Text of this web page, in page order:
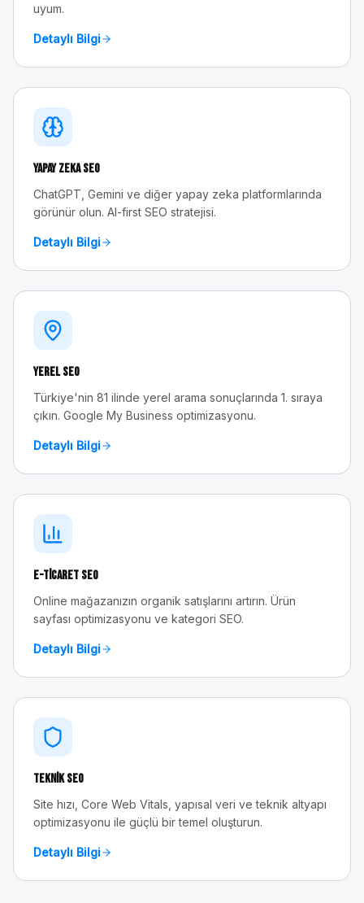
uyum.
Detaylı Bilgi
Yapay Zeka SEO
ChatGPT, Gemini ve diğer yapay zeka platformlarında
görünür olun. AI-first SEO stratejisi.
Detaylı Bilgi
Yerel SEO
Türkiye'nin 81 ilinde yerel arama sonuçlarında 1. sıraya
çıkın. Google My Business optimizasyonu.
Detaylı Bilgi
E-Ticaret SEO
Online mağazanızın organik satışlarını artırın. Ürün
sayfası optimizasyonu ve kategori SEO.
Detaylı Bilgi
Teknik SEO
Site hızı, Core Web Vitals, yapısal veri ve teknik altyapı
optimizasyonu ile güçlü bir temel oluşturun.
Detaylı Bilgi